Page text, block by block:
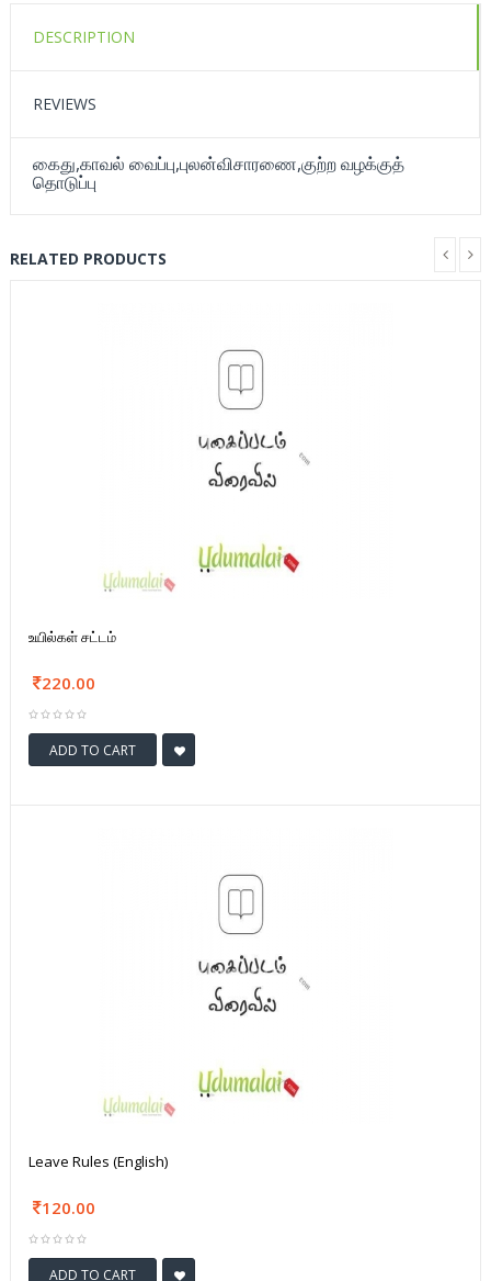
DESCRIPTION
REVIEWS
கைது,காவல் வைப்பு,புலன்விசாரணை,குற்ற வழக்குத்
தொடுப்பு
RELATED PRODUCTS
உயில்கள் சட்டம்
220.00
ADD TO CART
Leave Rules (English)
120.00
ADD TO CART